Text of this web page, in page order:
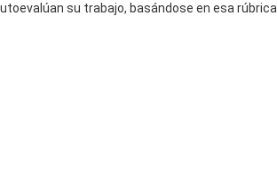
su trabajo, basándose en esa rúbrica.